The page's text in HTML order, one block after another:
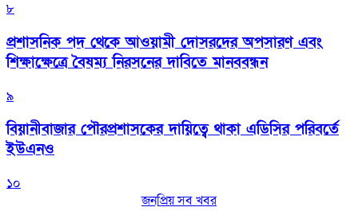
৮
প্রশাসনিক পদ থেকে আওয়ামী দোসরদের অপসারণ এবং
শিক্ষাক্ষেত্রে বৈষম্য নিরসনের দাবিতে মানববন্ধন
৯
বিয়ানীবাজার পৌরপ্রশাসকের দায়িত্বে থাকা এডিসির পরিবর্তে
ইউএনও
১০
জনপ্রিয় সব খবর